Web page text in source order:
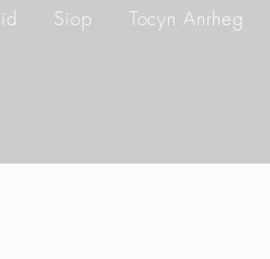
Siop Tocyn Anrheg